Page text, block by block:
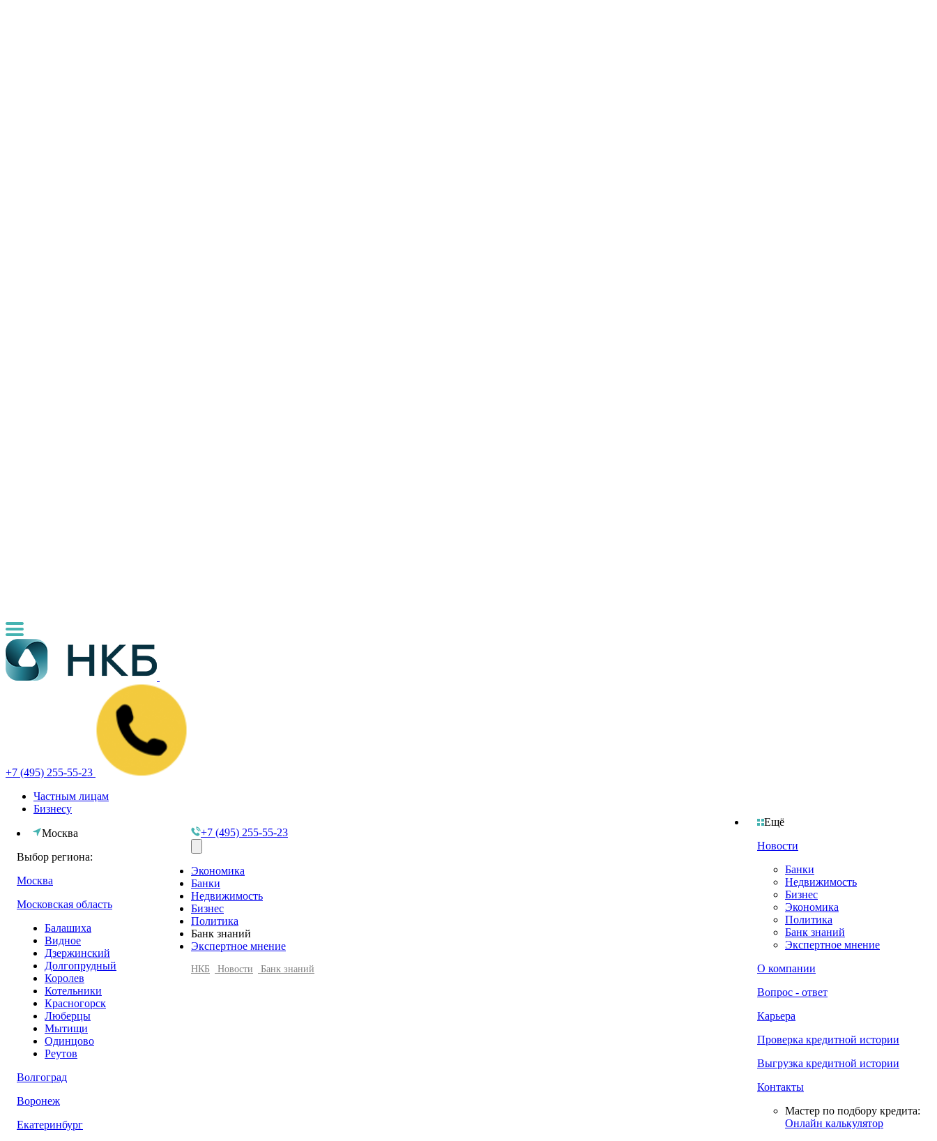
+7 (495) 255-55-23
Частным лицам
Бизнесу
Ещё
Новости
Банки
Недвижимость
Бизнес
Экономика
Политика
Банк знаний
Экспертное мнение
О компании
Вопрос - ответ
Карьера
Проверка кредитной истории
Выгрузка кредитной истории
Контакты
Мастер по подбору кредита:
Онлайн калькулятор
Москва
Выбор региона:
Москва
Московская область
Балашиха
Видное
Дзержинский
Долгопрудный
Королев
Котельники
Красногорск
Люберцы
Мытищи
Одинцово
Реутов
Волгоград
Воронеж
Екатеринбург
+7 (495) 255-55-23
Экономика
Банки
Недвижимость
Бизнес
Политика
Банк знаний
Экспертное мнение
НКБ Новости Банк знаний